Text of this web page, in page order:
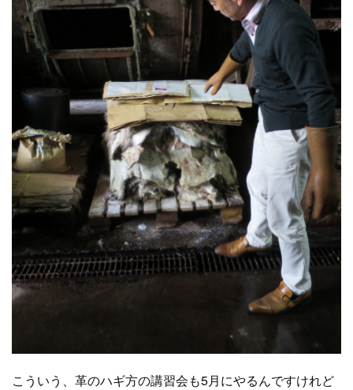
こういう、革のハギ方の講習会も5月にやるんですけれど